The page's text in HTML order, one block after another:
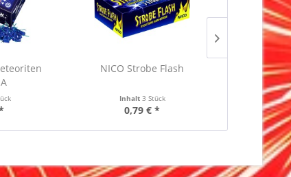
NICO Strobe Flash
Inhalt 3 Stück
0,79 € *
NICO